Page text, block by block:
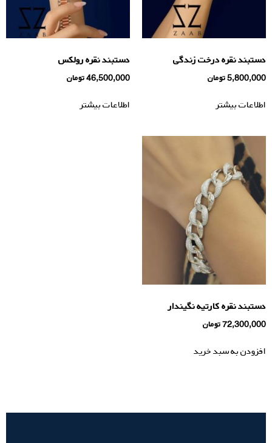
دستبند نقره درخت زندگی
5,800,000تومان
اطلاعات بیشتر
دستبند نقره رولکس
46,500,000تومان
اطلاعات بیشتر
دستبند نقره كارتيه نگيندار
72,300,000تومان
افزودن به سبد خرید